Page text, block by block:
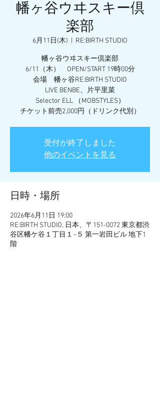
幡ヶ谷ウヰスキー倶
楽部
6月11日(木) RE:BIRTH STUDIO
幡ヶ谷ウヰスキー倶楽部
6/11（木） OPEN/START 19時00分
会場 幡ヶ谷RE:BIRTH STUDIO
LIVE BENBE、片平里菜
Selector ELL （MOBSTYLES）
チケット前売2,000円（ドリンク代別）
受付が終了しました
他のイベントを見る
日時・場所
2026年6月11日 19:00
RE:BIRTH STUDIO, 日本、〒151-0072 東京都渋
谷区幡ケ谷１丁目１−５ 第一岩田ビル 地下1
階